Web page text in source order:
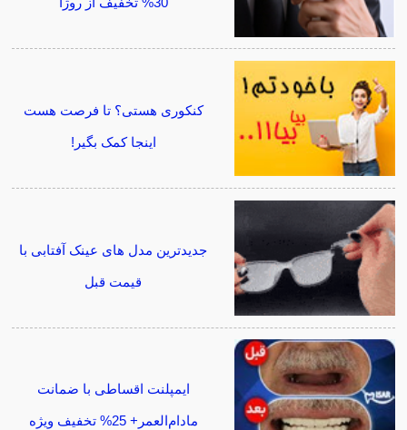
کنکوری هستی؟ تا فرصت هست
اینجا کمک بگیر!
جدیدترین مدل های عینک آفتابی با
قیمت قبل
ایمپلنت اقساطی با ضمانت
مادام‌العمر+ 25% تخفیف ویژه